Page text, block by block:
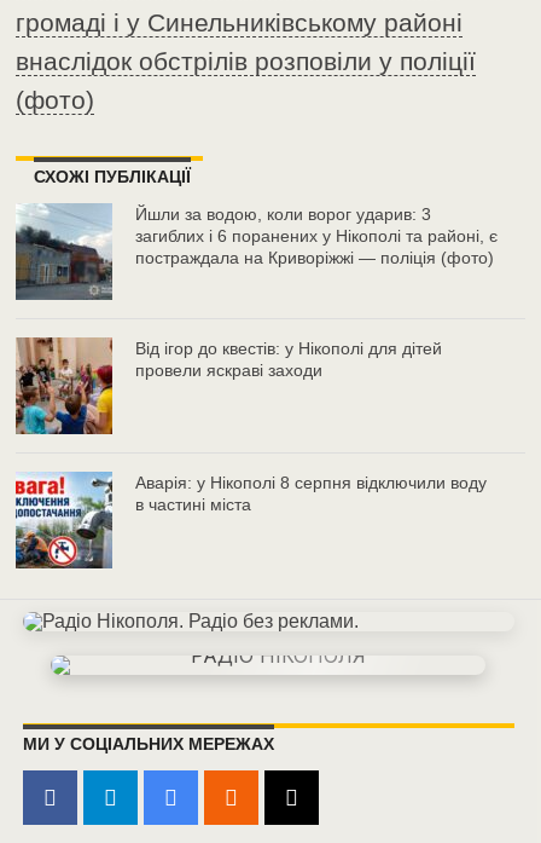
громаді і у Синельниківському районі
внаслідок обстрілів розповіли у поліції
(фото)
СХОЖІ ПУБЛІКАЦІЇ
Йшли за водою, коли ворог ударив: 3
загиблих і 6 поранених у Нікополі та районі, є
постраждала на Криворіжжі — поліція (фото)
Від ігор до квестів: у Нікополі для дітей
провели яскраві заходи
Аварія: у Нікополі 8 серпня відключили воду
в частині міста
МИ У СОЦІАЛЬНИХ МЕРЕЖАХ